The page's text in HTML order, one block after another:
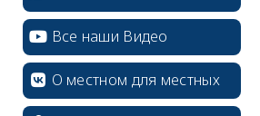
Все наши Видео
О местном для местных